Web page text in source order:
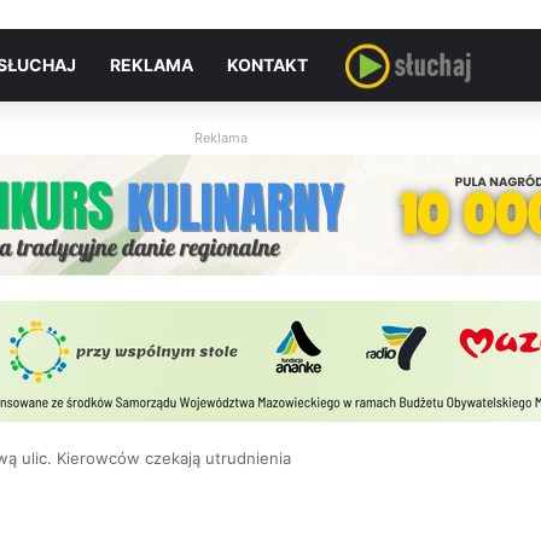
REKLAMA KONTAKT
Reklama
ulic. Kierowców czekają utrudnienia